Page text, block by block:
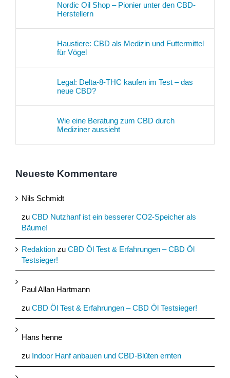
Nordic Oil Shop – Pionier unter den CBD-
Herstellern
Haustiere: CBD als Medizin und Futtermittel
für Vögel
Legal: Delta-8-THC kaufen im Test – das
neue CBD?
Wie eine Beratung zum CBD durch
Mediziner aussieht
Neueste Kommentare
Nils Schmidt
zu CBD Nutzhanf ist ein besserer CO2-Speicher als
Bäume!
Redaktion zu CBD Öl Test & Erfahrungen – CBD Öl
Testsieger!
Paul Allan Hartmann
zu CBD Öl Test & Erfahrungen – CBD Öl Testsieger!
Hans henne
zu Indoor Hanf anbauen und CBD-Blüten ernten